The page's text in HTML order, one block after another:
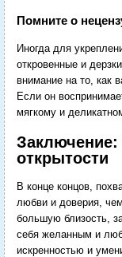
Помните о
Иногда для
откровенные и
внимание на то, как
Если он
мягкому и
открытости
В конце концов,
любви и доверия,
большую близость,
себя желанным и
искренностью и